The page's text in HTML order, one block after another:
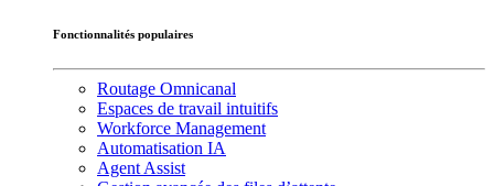
Fonctionnalités populaires
Routage Omnicanal
Espaces de travail intuitifs
Workforce Management
Automatisation IA
Agent Assist